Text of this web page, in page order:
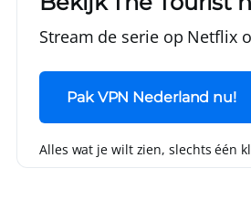
Stream de serie op Netflix
Pak VPN Nederland nu!
Alles wat je wilt zien, slechts één